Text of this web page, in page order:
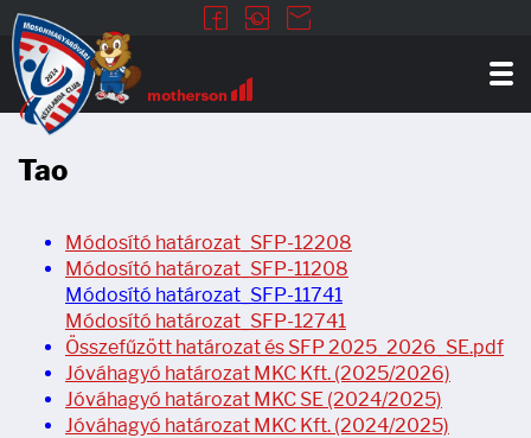
Tao
Módosító határozat_SFP-12208
Módosító határozat_SFP-11208
Módosító határozat_SFP-11741
Módosító határozat_SFP-12741
Összefűzött határozat és SFP 2025_2026_SE.pdf
Jóváhagyó határozat MKC Kft. (2025/2026)
Jóváhagyó határozat MKC SE (2024/2025)
Jóváhagyó határozat MKC Kft. (2024/2025)